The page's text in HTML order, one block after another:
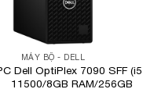
MÁY BỘ - DELL
Dell OptiPlex 7090 SFF
11500/8GB RAM/256GB